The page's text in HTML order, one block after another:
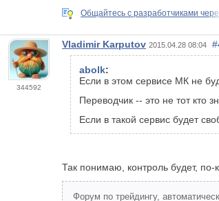
Общайтесь с разработчиками
344592
Vladimir Karputov 2015.04.28 08:04
abolk:
Если в этом сервисе МК не
Переводчик -- это не тот кто
Если в такой сервис будет
Так понимаю, контроль будет,
Форум по трейдингу,